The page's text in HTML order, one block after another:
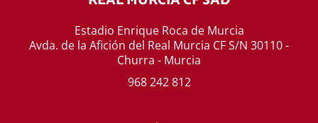
Estadio Enrique Roca de Murcia
Avda. de la Afición del Real Murcia CF S/N 30110 -
Churra - Murcia
968 242 812